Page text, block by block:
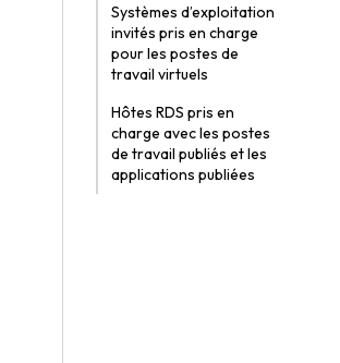
Systèmes d’exploitation
invités pris en charge
pour les postes de
travail virtuels
Hôtes RDS pris en
charge avec les postes
de travail publiés et les
applications publiées